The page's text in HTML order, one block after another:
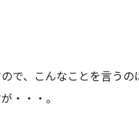
で、こんなことを言うの
・・・。